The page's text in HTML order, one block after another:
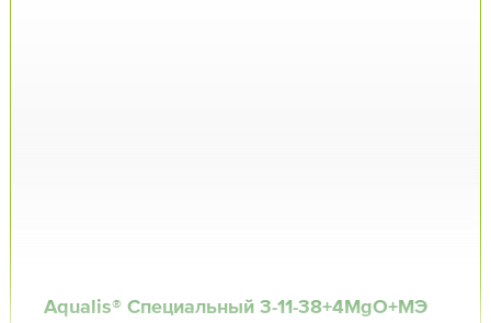
Aqualis® Специальный 3⁠-11⁠-38+4MgO+МЭ